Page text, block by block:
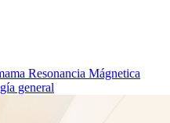
Resonancia Mágnetica
general